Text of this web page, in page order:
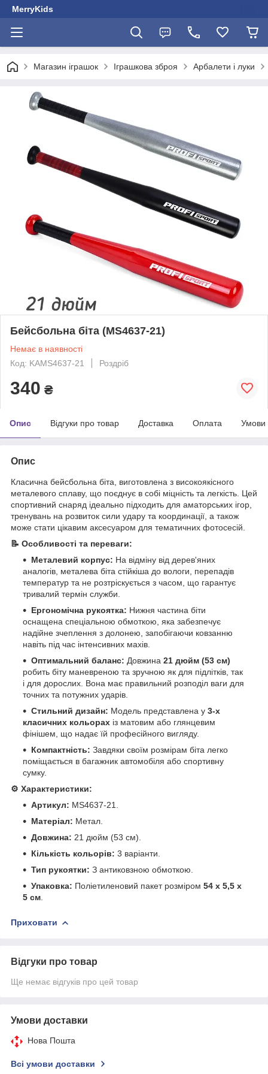
MerryKids
Магазин іграшок Іграшкова зброя Арбалети і луки
Бейсбольна біта (MS4637-21)
Немає в наявності
Код: KAMS4637-21
Роздріб
340 ₴
Опис Відгуки про товар Доставка Оплата Умови
Опис
Класична бейсбольна біта, виготовлена з високоякісного
металевого сплаву, що поєднує в собі міцність та легкість. Цей
спортивний снаряд ідеально підходить для аматорських ігор,
тренувань на розвиток сили удару та координації, а також
може стати цікавим аксесуаром для тематичних фотосесій.
📝 Особливості та переваги:
Металевий корпус: На відміну від дерев'яних
аналогів, металева біта стійкіша до вологи, перепадів
температур та не розтріскується з часом, що гарантує
тривалий термін служби.
Ергономічна рукоятка: Нижня частина біти
оснащена спеціальною обмоткою, яка забезпечує
надійне зчеплення з долонею, запобігаючи ковзанню
навіть під час інтенсивних махів.
Оптимальний баланс: Довжина 21 дюйм (53 см)
робить біту маневреною та зручною як для підлітків, так
і для дорослих. Вона має правильний розподіл ваги для
точних та потужних ударів.
Стильний дизайн: Модель представлена у 3-х
класичних кольорах із матовим або глянцевим
фінішем, що надає їй професійного вигляду.
Компактність: Завдяки своїм розмірам біта легко
поміщається в багажник автомобіля або спортивну
сумку.
⚙️ Характеристики:
Артикул: MS4637-21.
Матеріал: Метал.
Довжина: 21 дюйм (53 см).
Кількість кольорів: 3 варіанти.
Тип рукоятки: З антиковзною обмоткою.
Упаковка: Поліетиленовий пакет розміром 54 х 5,5 х
5 см
Приховати
Відгуки про товар
Ще немає відгуків про цей товар
Умови доставки
Нова Пошта
Всі умови доставки